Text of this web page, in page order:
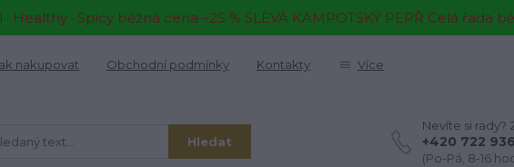
· Healthy · Spicy běžná cena –25 % SLEVA KAMPOTSKÝ PEPŘ Celá řada
nakupovat Obchodní podmínky Kontakty Více
Hledat
Nevíte si rady?
+420 722
(Po-Pá, 8-16